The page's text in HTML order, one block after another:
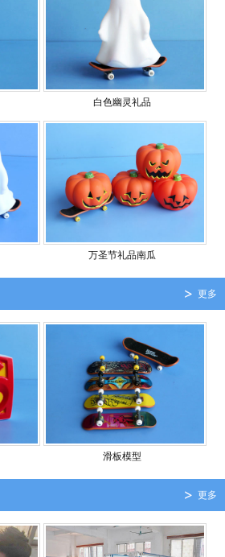
白色幽灵礼品
万圣节礼品南瓜
更多
滑板模型
更多